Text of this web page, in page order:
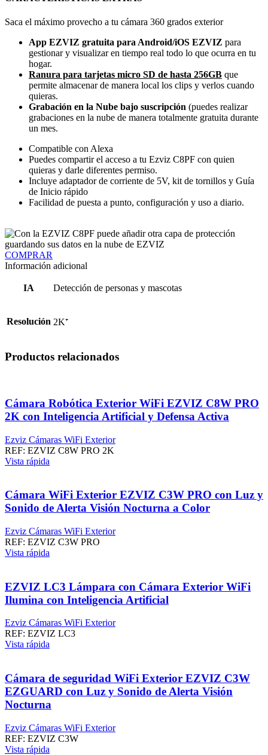
Saca el máximo provecho a tu cámara 360 grados exterior
App EZVIZ gratuita para Android/iOS EZVIZ para
gestionar y visualizar en tiempo real todo lo que ocurra en tu
hogar.
Ranura para tarjetas micro SD de hasta 256GB que
permite almacenar de manera local los clips y verlos cuando
quieras.
Grabación en la Nube bajo suscripción (puedes realizar
grabaciones en la nube de manera totalmente gratuita durante
un mes.
Compatible con Alexa
Puedes compartir el acceso a tu Ezviz C8PF con quien
quieras y darle diferentes permiso.
Incluye adaptador de corriente de 5V, kit de tornillos y Guía
de Inicio rápido
Facilidad de puesta a punto, configuración y uso a diario.
COMPRAR
Información adicional
IA Detección de personas y mascotas
Resolución 2K⁺
Productos relacionados
Cámara Robótica Exterior WiFi EZVIZ C8W PRO
2K con Inteligencia Artificial y Defensa Activa
Ezviz Cámaras WiFi Exterior
REF: EZVIZ C8W PRO 2K
Vista rápida
Cámara WiFi Exterior EZVIZ C3W PRO con Luz y
Sonido de Alerta Visión Nocturna a Color
Ezviz Cámaras WiFi Exterior
REF: EZVIZ C3W PRO
Vista rápida
EZVIZ LC3 Lámpara con Cámara Exterior WiFi
Ilumina con Inteligencia Artificial
Ezviz Cámaras WiFi Exterior
REF: EZVIZ LC3
Vista rápida
Cámara de seguridad WiFi Exterior EZVIZ C3W
EZGUARD con Luz y Sonido de Alerta Visión
Nocturna
Ezviz Cámaras WiFi Exterior
REF: EZVIZ C3W
Vista rápida